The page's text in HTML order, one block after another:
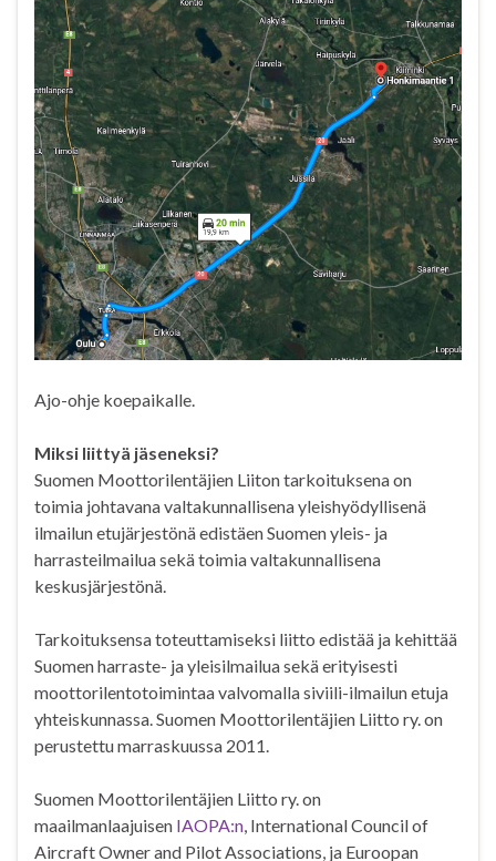
Ajo-ohje koepaikalle.
Miksi liittyä jäseneksi?
Suomen Moottorilentäjien Liiton tarkoituksena on
toimia johtavana valtakunnallisena yleishyödyllisenä
ilmailun etujärjestönä edistäen Suomen yleis- ja
harrasteilmailua sekä toimia valtakunnallisena
keskusjärjestönä.
Tarkoituksensa toteuttamiseksi liitto edistää ja kehittää
Suomen harraste- ja yleisilmailua sekä erityisesti
moottorilentotoimintaa valvomalla siviili-ilmailun etuja
yhteiskunnassa. Suomen Moottorilentäjien Liitto ry. on
perustettu marraskuussa 2011.
Suomen Moottorilentäjien Liitto ry. on
maailmanlaajuisen IAOPA:n, International Council of
Aircraft Owner and Pilot Associations, ja Euroopan